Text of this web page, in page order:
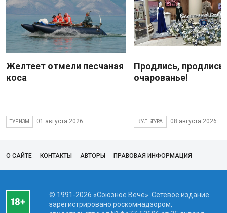
Желтеет отмели песчаная
коса
ТУРИЗМ 01 августа 2026
Продлись, продлись
очарованье!
КУЛЬТУРА 08 августа 2026
О САЙТЕ КОНТАКТЫ АВТОРЫ ПРАВОВАЯ ИНФОРМАЦИЯ
© 1991-2026 «Союзное Вече». Сетевое издание
зарегистрировано роскомнадзором,